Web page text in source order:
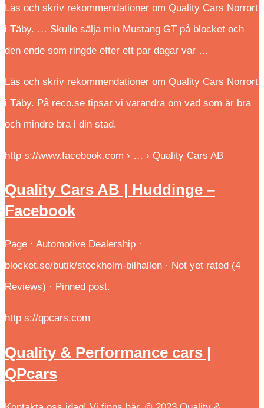
Läs och skriv rekommendationer om Quality Cars Norrort
i Täby. … Skulle sälja min Mustang GT på blocket och
den ende som ringde efter ett par dagar var …
Läs och skriv rekommendationer om Quality Cars Norrort
i Täby. På reco.se tipsar vi varandra om vad som är bra
och mindre bra i din stad.
http s://www.facebook.com › … › Quality Cars AB
Quality Cars AB | Huddinge –
Facebook
Page · Automotive Dealership ·
blocket.se/butik/stockholm-bilhallen · Not yet rated (4
Reviews) · Pinned post.
http s://qpcars.com
Quality & Performance cars |
QPcars